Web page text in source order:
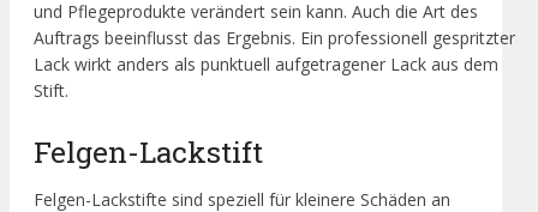
und Pflegeprodukte verändert sein kann. Auch die Art des
Auftrags beeinflusst das Ergebnis. Ein professionell gespritzter
Lack wirkt anders als punktuell aufgetragener Lack aus dem
Stift.
Felgen-Lackstift
Felgen-Lackstifte sind speziell für kleinere Schäden an